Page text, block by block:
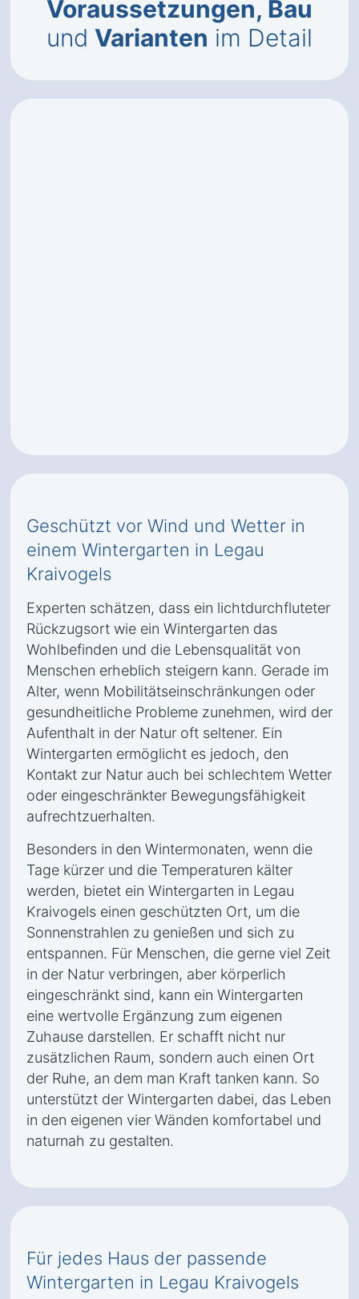
Voraussetzungen, Bau
und Varianten im Detail
Geschützt vor Wind und Wetter in
einem Wintergarten in Legau
Kraivogels
Experten schätzen, dass ein lichtdurchfluteter
Rückzugsort wie ein Wintergarten das
Wohlbefinden und die Lebensqualität von
Menschen erheblich steigern kann. Gerade im
Alter, wenn Mobilitätseinschränkungen oder
gesundheitliche Probleme zunehmen, wird der
Aufenthalt in der Natur oft seltener. Ein
Wintergarten ermöglicht es jedoch, den
Kontakt zur Natur auch bei schlechtem Wetter
oder eingeschränkter Bewegungsfähigkeit
aufrechtzuerhalten.
Besonders in den Wintermonaten, wenn die
Tage kürzer und die Temperaturen kälter
werden, bietet ein Wintergarten in Legau
Kraivogels einen geschützten Ort, um die
Sonnenstrahlen zu genießen und sich zu
entspannen. Für Menschen, die gerne viel Zeit
in der Natur verbringen, aber körperlich
eingeschränkt sind, kann ein Wintergarten
eine wertvolle Ergänzung zum eigenen
Zuhause darstellen. Er schafft nicht nur
zusätzlichen Raum, sondern auch einen Ort
der Ruhe, an dem man Kraft tanken kann. So
unterstützt der Wintergarten dabei, das Leben
in den eigenen vier Wänden komfortabel und
naturnah zu gestalten.
Für jedes Haus der passende
Wintergarten in Legau Kraivogels